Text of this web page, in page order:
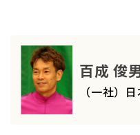
百成 俊
（一社）